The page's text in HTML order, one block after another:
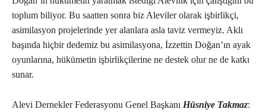
toplum biliyor. Bu saatten sonra biz Aleviler olarak işbirlikçi,
asimilasyon projelerinde yer alanlara asla taviz vermeyiz. Aklı
başında hiçbir dedemiz bu asimilasyona, İzzettin Doğan’ın ayak
oyunlarına, hükümetin işbirlikçilerine ne destek olur ne de katkı
sunar.
Alevi Dernekler Federasyonu Genel Başkanı Hüsniye Takmaz: